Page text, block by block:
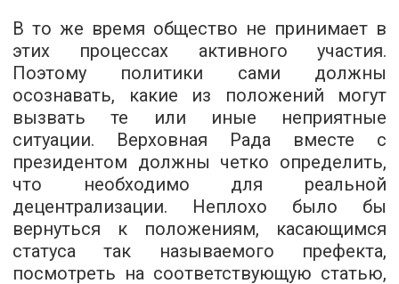
В то же время общество не принимает в
этих процессах активного участия.
Поэтому политики сами должны
осознавать, какие из положений могут
вызвать те или иные неприятные
ситуации. Верховная Рада вместе с
президентом должны четко определить,
что необходимо для реальной
децентрализации. Неплохо было бы
вернуться к положениям, касающимся
статуса так называемого префекта,
посмотреть на соответствующую статью,